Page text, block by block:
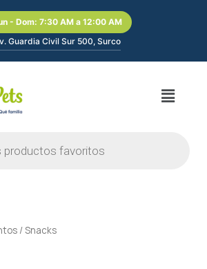
- Dom: 7:30 AM a 12:00 AM
Guardia Civil Sur 500, Surco
Menú
/ Snacks